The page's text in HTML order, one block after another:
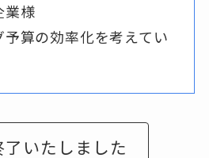
業様
予算の効率化を考えてい